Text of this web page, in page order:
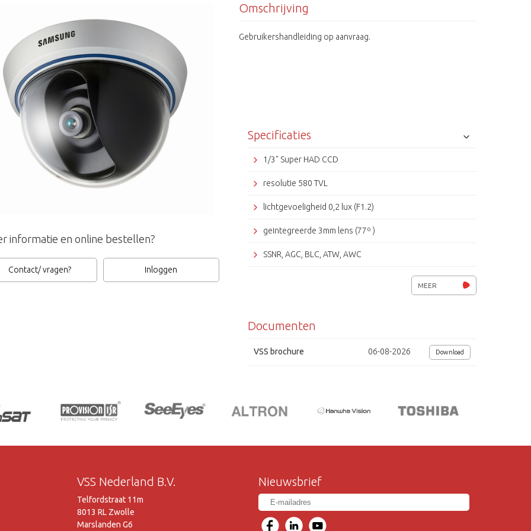
informatie en online bestellen?
Contact/ vragen? Inloggen
Omschrijving
Gebruikershandleiding op aanvraag.
Specificaties
1/3" Super HAD CCD
resolutie 580 TVL
lichtgevoeligheid 0,2 lux (F1.2)
geintegreerde 3mm lens (77º )
SSNR, AGC, BLC, ATW, AWC
afmetingen ( Øxh) 104x67mm
MEER
Documenten
VSS brochure 06-08-2026 Download
VSS Nederland B.V.
Telfordstraat 11m
8013 RL Zwolle
Marslanden G6
Nieuwsbrief